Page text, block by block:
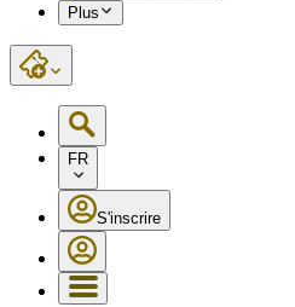
Plus
FR
S'inscrire